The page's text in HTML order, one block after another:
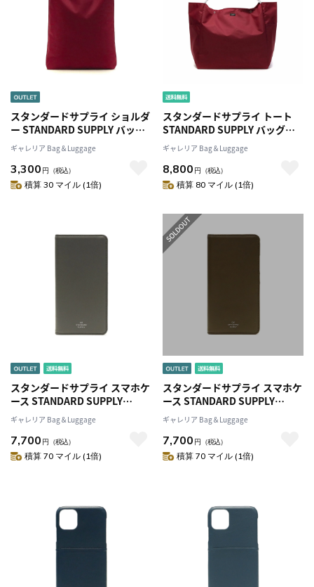
スタンダードサプライ ショルダ
ー STANDARD SUPPLY バッグ
DAILY NYLON ショルダーバッ
グ 斜めがけ A4軽量 レディース
メンズ 薄マチ 縦長 撥水
SHOULDER TALL
ギャレリア Bag＆Luggage
3,300 円 （税込）
積算 30 マイル (1倍)
スタンダードサプライ トート
STANDARD SUPPLY バッグ
DAILY NYLON トートバッグ 無
地 マザーズバッグ軽量 大容量
ナイロン メンズ レディース 撥
水 TOTE L
ギャレリア Bag＆Luggage
8,800 円 （税込）
積算 80 マイル (1倍)
スタンダードサプライ スマホケ
ース STANDARD SUPPLY
iPhoneケース PAL iPhone 11
BOOKCASEスマホカバー 携帯
ケース iPhone11 手帳型 ケース
カバー 本革 カード収納 日本製
ギャレリア Bag＆Luggage
7,700 円 （税込）
積算 70 マイル (1倍)
スタンダードサプライ スマホケ
ース STANDARD SUPPLY
iPhoneケース PAL iPhone 11
BOOKCASEスマホカバー 携帯
ケース iPhone11 手帳型 ケース
カバー 本革 カード収納 日本製
ギャレリア Bag＆Luggage
7,700 円 （税込）
積算 70 マイル (1倍)